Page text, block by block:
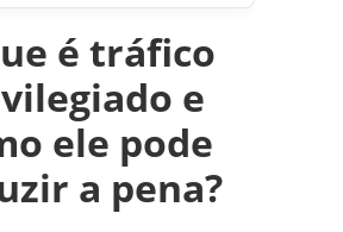
é tráfico
e
ele pode
a pena?